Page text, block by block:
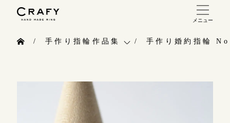
メニュー
指輪制作の流れ
手作り指輪作品集
お問い合わせ
お客様インタビュー
手作り婚約指輪
10:00～18:00 /年中無休
年末年始は除く